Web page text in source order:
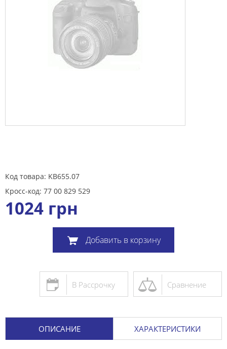
Код товара: KB655.07
Кросс-код: 77 00 829 529
1024 грн
Добавить в корзину
Сравнение
В Рассрочку
ОПИСАНИЕ ХАРАКТЕРИСТИКИ